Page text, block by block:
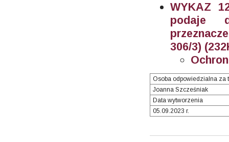
WYKAZ
podaje
306/3)
Osoba odpowiedzialna za
Joanna Szcześniak
Data wytworzenia
05.09.2023 r.